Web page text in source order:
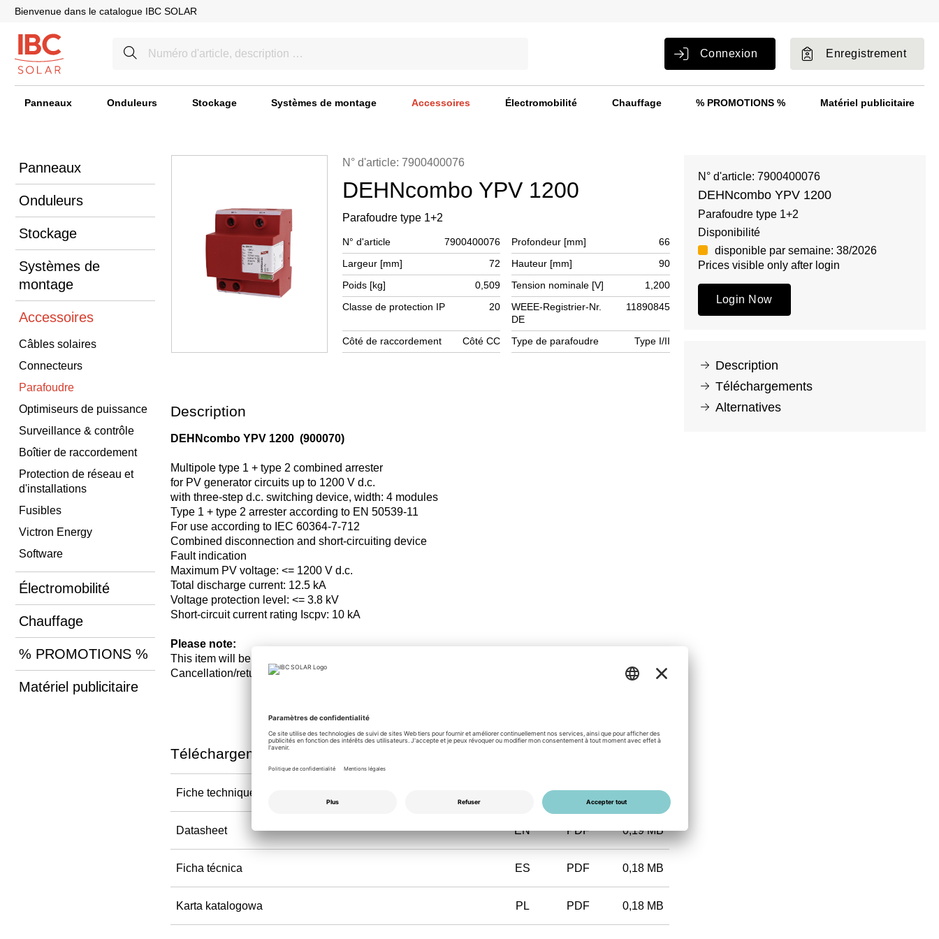
Bienvenue dans le catalogue IBC SOLAR
Connexion Enregistrement
Panneaux Onduleurs Stockage Systèmes de montage Accessoires Électromobilité Chauffage % PROMOTIONS % Matériel publicitaire
Panneaux
Onduleurs
Stockage
Systèmes de
montage
Accessoires
Câbles solaires
Connecteurs
Parafoudre
Optimiseurs de puissance
Surveillance & contrôle
Boîtier de raccordement
Protection de réseau et
d'installations
Fusibles
Victron Energy
Software
Électromobilité
Chauffage
% PROMOTIONS %
Matériel publicitaire
N° d'article: 7900400076
DEHNcombo YPV 1200
Parafoudre type 1+2
N° d'article 7900400076 Profondeur [mm]
66
Largeur [mm]
72 Hauteur [mm]
90
Poids [kg]
0,509 Tension nominale [V]
1,200
Classe de protection IP
20
WEEE-Registrier-Nr.
DE
11890845
Côté de raccordement Côté CC Type de parafoudre Type I/II
Description
DEHNcombo YPV 1200 (900070)
Multipole type 1 + type 2 combined arrester
for PV generator circuits up to 1200 V d.c.
with three-step d.c. switching device, width: 4 modules
Type 1 + type 2 arrester according to EN 50539-11
For use according to IEC 60364-7-712
Combined disconnection and short-circuiting device
Fault indication
Maximum PV voltage: <= 1200 V d.c.
Total discharge current: 12.5 kA
Voltage protection level: <= 3.8 kV
Short-circuit current rating Iscpv: 10 kA
Please note:
This item will be ordered on an order related basis.
Cancellation/return and change of the agreed conditions is excluded!
Téléchargements
Fiche technique PDF 0,18 MB
Datasheet EN PDF 0,19 MB
Ficha técnica ES PDF 0,18 MB
Karta katalogowa PL PDF 0,18 MB
N° d'article: 7900400076
DEHNcombo YPV 1200
Parafoudre type 1+2
Disponibilité
disponible par semaine: 38/2026
Prices visible only after login
Login Now
Description
Téléchargements
Alternatives